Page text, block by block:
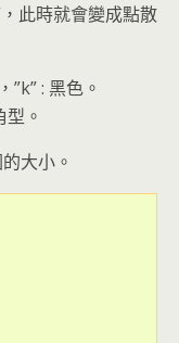
此時就會變成點散
”k” : 黑色。
型。
大小。